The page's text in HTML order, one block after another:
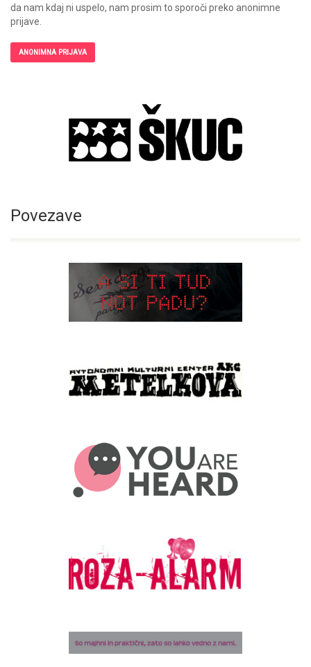
da nam kdaj ni uspelo, nam prosim to sporoči preko anonimne
prijave.
ANONIMNA PRIJAVA
Povezave